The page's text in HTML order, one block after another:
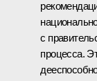
с
процесса.